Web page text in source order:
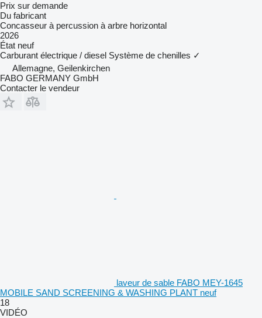
Prix sur demande
Du fabricant
Concasseur à percussion à arbre horizontal
2026
État neuf
Carburant électrique / diesel Système de chenilles ✓
Allemagne, Geilenkirchen
FABO GERMANY GmbH
Contacter le vendeur
laveur de sable FABO MEY-1645
MOBILE SAND SCREENING & WASHING PLANT neuf
18
VIDÉO